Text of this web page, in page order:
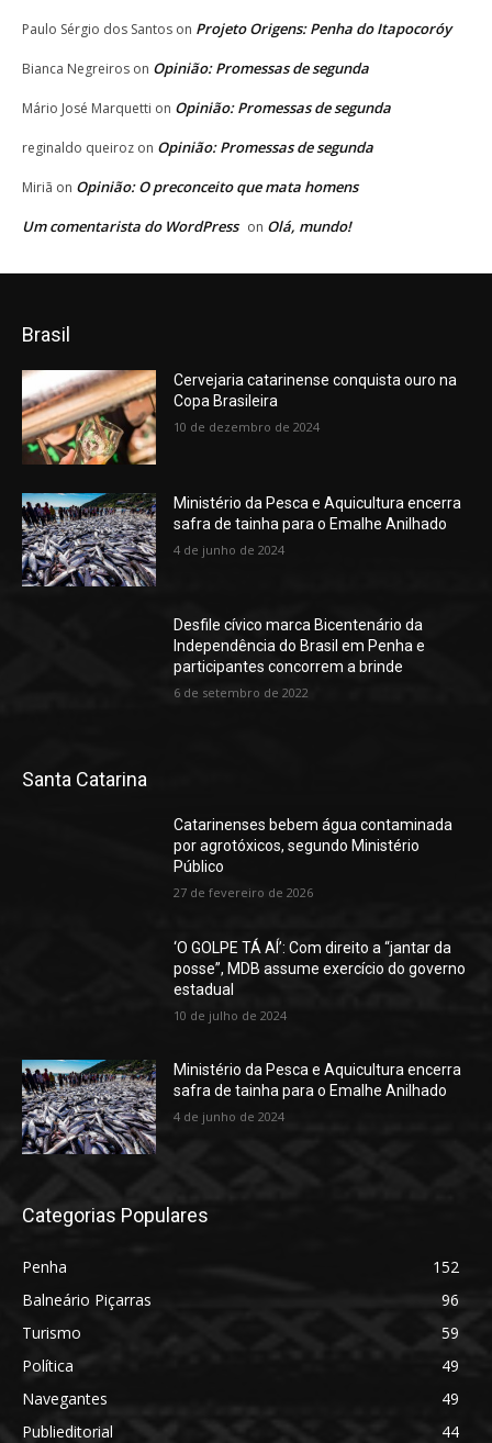
Paulo Sérgio dos Santos on Projeto Origens: Penha do Itapocoróy
Bianca Negreiros on Opinião: Promessas de segunda
Mário José Marquetti on Opinião: Promessas de segunda
reginaldo queiroz on Opinião: Promessas de segunda
Miriã on Opinião: O preconceito que mata homens
Um comentarista do WordPress on Olá, mundo!
Brasil
Cervejaria catarinense conquista ouro na
Copa Brasileira
10 de dezembro de 2024
Ministério da Pesca e Aquicultura encerra
safra de tainha para o Emalhe Anilhado
4 de junho de 2024
Desfile cívico marca Bicentenário da
Independência do Brasil em Penha e
participantes concorrem a brinde
6 de setembro de 2022
Santa Catarina
Catarinenses bebem água contaminada
por agrotóxicos, segundo Ministério
Público
27 de fevereiro de 2026
‘O GOLPE TÁ AÍ’: Com direito a “jantar da
posse”, MDB assume exercício do governo
estadual
10 de julho de 2024
Ministério da Pesca e Aquicultura encerra
safra de tainha para o Emalhe Anilhado
4 de junho de 2024
Categorias Populares
Penha
152
Balneário Piçarras
96
Turismo
59
Política
49
Navegantes
49
Publieditorial
44